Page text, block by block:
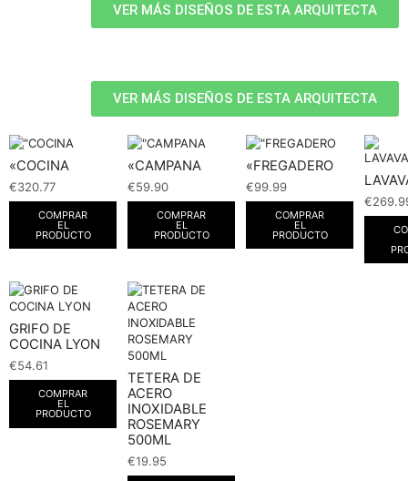
VER MÁS DISEÑOS DE ESTA ARQUITECTA
VER MÁS DISEÑOS DE ESTA ARQUITECTA
«COCINA
€320.77
COMPRAR
EL
PRODUCTO
«CAMPANA
€59.90
COMPRAR
EL
PRODUCTO
«FREGADERO
€99.99
COMPRAR
EL
PRODUCTO
€
GRIFO DE
COCINA LYON
€54.61
COMPRAR
EL
PRODUCTO
TETERA DE
ACERO
INOXIDABLE
ROSEMARY
500ML
€19.95